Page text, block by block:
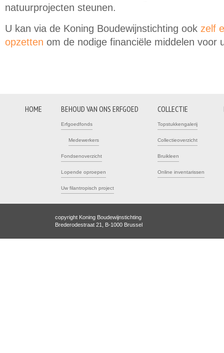
natuurprojecten steunen.
U kan via de Koning Boudewijnstichting ook zelf
opzetten om de nodige financiële middelen voor
HOME BEHOUD VAN ONS ERFGOED
Erfgoedfonds
Medewerkers
Fondsenoverzicht
Lopende oproepen
Uw filantropisch project
COLLECTIE
Topstukkengalerij
Collectieoverzicht
Bruikleen
Online inventarissen
copyright Koning Boudewijnstichting
Brederodestraat 21, B-1000 Brussel